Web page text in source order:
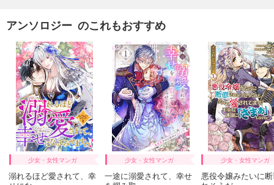
アンソロジー のこれもおすすめ
少女・女性マンガ
溺れるほど愛されて、幸
少女・女性マンガ
一途に溺愛されて、幸せ
少女・女性マンガ
悪役令嬢みたいに